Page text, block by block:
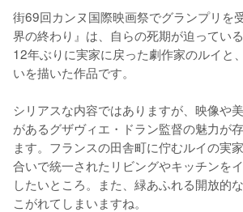
街69回カンヌ国際映画祭でグランプリを
界の終わり』は、自らの死期が迫ってい
12年ぶりに実家に戻った劇作家のルイと
いを描いた作品です。
シリアスな内容ではありますが、映像や
があるグザヴィエ・ドラン監督の魅力が
ます。フランスの田舎町に佇むルイの実
合いで統一されたリビングやキッチンを
したいところ。また、緑あふれる開放的
こがれてしまいますね。